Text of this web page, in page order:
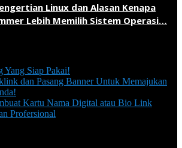
Linux dan Alasan Kenapa
Lebih Memilih Sistem Operasi…
Yang Siap Pakai!
dan Pasang Banner Untuk Memajukan
Kartu Nama Digital atau Bio Link
Profersional